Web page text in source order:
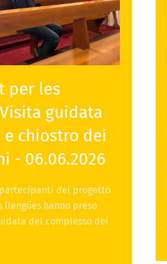
per les
guidata
e chiostro dei
- 06.06.2026
del progetto
hanno preso
del complesso dei